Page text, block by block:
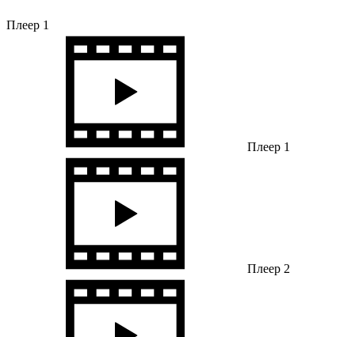
Плеер 1
Плеер 1
Плеер 2